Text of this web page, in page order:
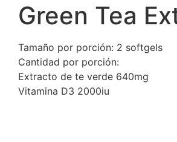
Green Tea
Tamaño por porción: 2 softgels
Cantidad por porción:
Extracto de te verde 640mg
Vitamina D3 2000iu